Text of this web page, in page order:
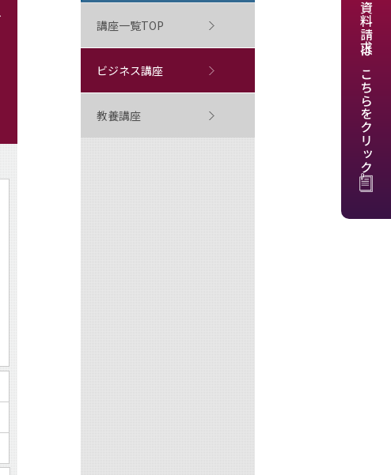
資料請求はこちらをクリック
講座一覧TOP
ビジネス講座
教養講座